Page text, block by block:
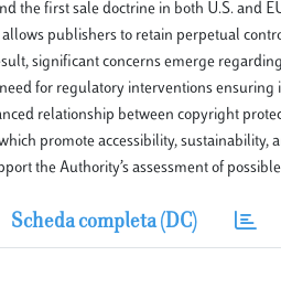
the first sale doctrine in both U.S. and
publishers to retain perpetual
significant concerns emerge
for regulatory interventions
relationship between copyright
promote accessibility,
the Authority’s assessment of
Scheda completa (DC)